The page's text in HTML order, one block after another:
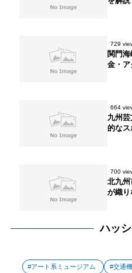
729
関門海
金・ア
664
九州
的なス
700
北九州
が織り
ハッ
アート系ミュージアム 交通